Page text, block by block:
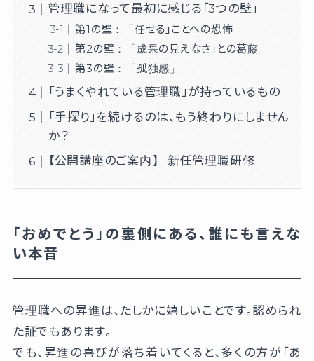
管理職になって最初に感じる「3つの壁」
第1の壁：「任せる」ことへの恐怖
第2の壁：「成果の見えなさ」との葛藤
第3の壁：「孤独感」
「うまくやれている管理職」が持っているもの
「手探り」を続けるのは、もう終わりにしません
か？
【公開講座のご案内】 新任管理職研修
「おめでとう」の裏側にある、誰にも言えな
い本音
管理職への昇進は、たしかに嬉しいことです。認められ
た証でもあります。
でも、昇進の喜びが落ち着いてくると、多くの方が「あ